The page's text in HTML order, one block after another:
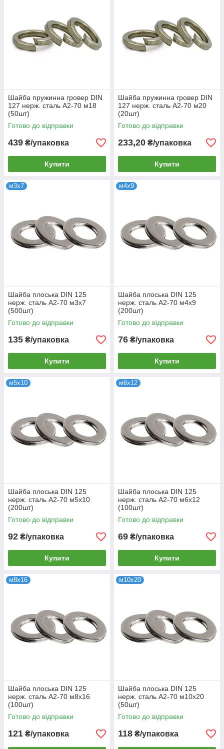
Шайба пружинна гровер DIN
127 нерж. сталь А2-70 м18
(50шт)
Готово до відправки
439 ₴/упаковка
Купити
Шайба пружинна гровер DIN
127 нерж. сталь А2-70 м20
(20шт)
Готово до відправки
233,20 ₴/упаковка
Купити
м3х7
Шайба плоська DIN 125
нерж. сталь А2-70 м3х7
(500шт)
Готово до відправки
135 ₴/упаковка
Купити
м4х9
Шайба плоська DIN 125
нерж. сталь А2-70 м4х9
(200шт)
Готово до відправки
76 ₴/упаковка
Купити
м5х10
Шайба плоська DIN 125
нерж. сталь А2-70 м5х10
(200шт)
Готово до відправки
92 ₴/упаковка
Купити
м6х12
Шайба плоська DIN 125
нерж. сталь А2-70 м6х12
(100шт)
Готово до відправки
69 ₴/упаковка
Купити
м8х16
Шайба плоська DIN 125
нерж. сталь А2-70 м8х16
(100шт)
Готово до відправки
121 ₴/упаковка
м10х20
Шайба плоська DIN 125
нерж. сталь А2-70 м10х20
(50шт)
Готово до відправки
118 ₴/упаковка